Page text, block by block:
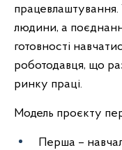
працевлаштування.
людини, а поєднання
готовності
роботодавця, що
ринку праці.
Модель проєкту
Перша –